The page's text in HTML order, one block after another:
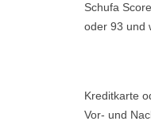
Schufa
oder 93 und
Kreditkarte
Vor- und